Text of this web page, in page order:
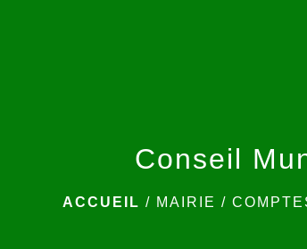
Conseil
ACCUEIL / MAIRIE /